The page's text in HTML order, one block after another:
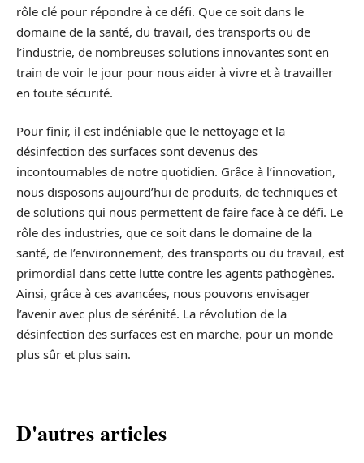
rôle clé pour répondre à ce défi. Que ce soit dans le
domaine de la santé, du travail, des transports ou de
l’industrie, de nombreuses solutions innovantes sont en
train de voir le jour pour nous aider à vivre et à travailler
en toute sécurité.
Pour finir, il est indéniable que le nettoyage et la
désinfection des surfaces sont devenus des
incontournables de notre quotidien. Grâce à l’innovation,
nous disposons aujourd’hui de produits, de techniques et
de solutions qui nous permettent de faire face à ce défi. Le
rôle des industries, que ce soit dans le domaine de la
santé, de l’environnement, des transports ou du travail, est
primordial dans cette lutte contre les agents pathogènes.
Ainsi, grâce à ces avancées, nous pouvons envisager
l’avenir avec plus de sérénité. La révolution de la
désinfection des surfaces est en marche, pour un monde
plus sûr et plus sain.
D'autres articles